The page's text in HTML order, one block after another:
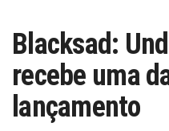
Blacksad:
recebe uma
lançamento